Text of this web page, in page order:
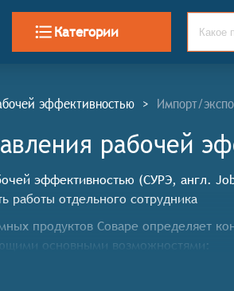
Категории
эффективностью > Импорт/
рабочей
эффективностью (СУРЭ, англ.
работы отдельного сотрудника
продуктов Соваре определяет
основными возможностями:
эффективности работы